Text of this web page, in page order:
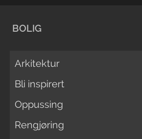
BOLIG
Arkitektur
Bli inspirert
Oppussing
Rengjøring